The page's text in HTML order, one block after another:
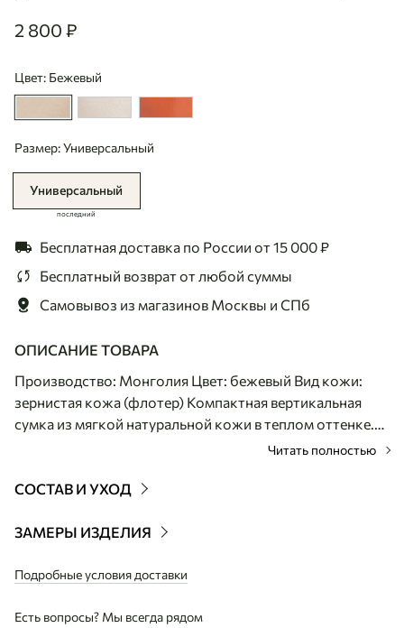
2800
2 800 ₽
Цвет: Бежевый
Размер: Универсальный
Универсальный
последний
Бесплатная доставка по России от 15 000 ₽
Бесплатный возвратот любой суммы
Самовывоз из магазинов Москвы и СПб
ОПИСАНИЕ ТОВАРА
Производство: Монголия Цвет: бежевый Вид кожи:
зернистая кожа (флотер) Компактная вертикальная
сумка из мягкой натуральной кожи в теплом оттенке.
Модель отличается удобным форматом и
безупречный вид при активном использовании.
пряжкой надежно фиксирует клапан, подчеркивая
прострочка по краям придает аксессуару
цвета позволяет комфортно носить сумку через плечо.
Читать полностью
СОСТАВ И УХОД
ЗАМЕРЫ ИЗДЕЛИЯ
Подробные условия доставки
Есть вопросы? Мы всегда рядом